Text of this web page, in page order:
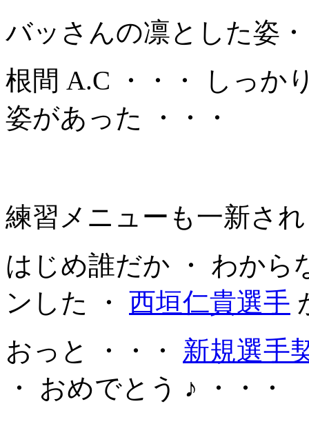
バッさんの凛とした姿
根間 A.C ・・・ しっか
姿があった ・・・
練習メニューも一新さ
はじめ誰だか ・ わから
ンした ・ 西垣仁貴選手
おっと ・・・ 新規選手
・ おめでとう ♪ ・・・